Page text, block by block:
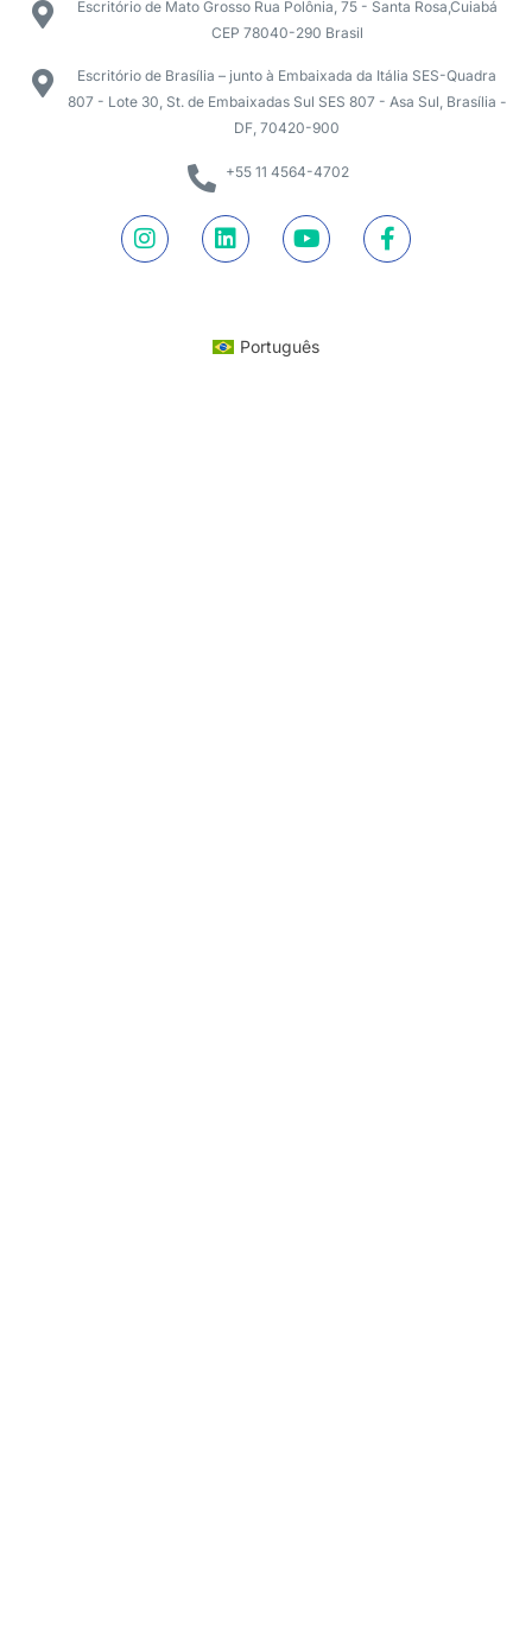
Escritório de Mato Grosso Rua Polônia, 75 - Santa Rosa,Cuiabá
CEP 78040-290 Brasil
Escritório de Brasília – junto à Embaixada da Itália SES-Quadra
807 - Lote 30, St. de Embaixadas Sul SES 807 - Asa Sul, Brasília -
DF, 70420-900
+55 11 4564-4702
Português